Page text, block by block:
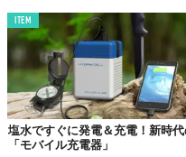
一方、完全ケーブルレスとは
ケーブルを挿して従来のスタ
能。
自宅では充電クレードルとし
ォンごと持ち出すスマートな
ITEM
塩水ですぐに発電＆充電！新時
「モバイル充電器」